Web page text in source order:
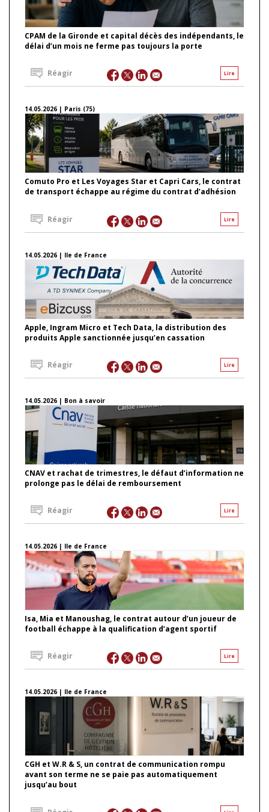
CPAM de la Gironde et capital décès des indépendants, le
délai d’un mois ne ferme pas toujours la porte
Lire
Réagir
14.05.2026 | Paris (75)
Comuto Pro et Les Voyages Star et Capri Cars, le contrat
de transport échappe au régime du contrat d’adhésion
Lire
Réagir
14.05.2026 | Ile de France
Apple, Ingram Micro et Tech Data, la distribution des
produits Apple sanctionnée jusqu’en cassation
Lire
Réagir
14.05.2026 | Bon à savoir
CNAV et rachat de trimestres, le défaut d’information ne
prolonge pas le délai de remboursement
Lire
Réagir
14.05.2026 | Ile de France
Isa, Mia et Manoushag, le contrat autour d’un joueur de
football échappe à la qualification d’agent sportif
Lire
Réagir
14.05.2026 | Ile de France
CGH et W.R & S, un contrat de communication rompu
avant son terme ne se paie pas automatiquement
jusqu’au bout